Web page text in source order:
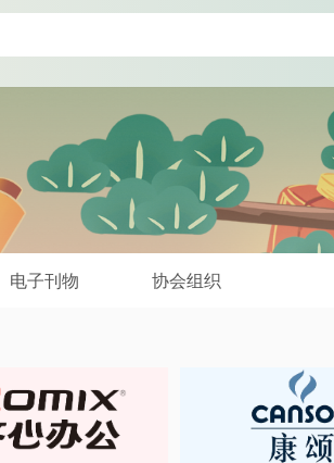
电子刊物 协会组织